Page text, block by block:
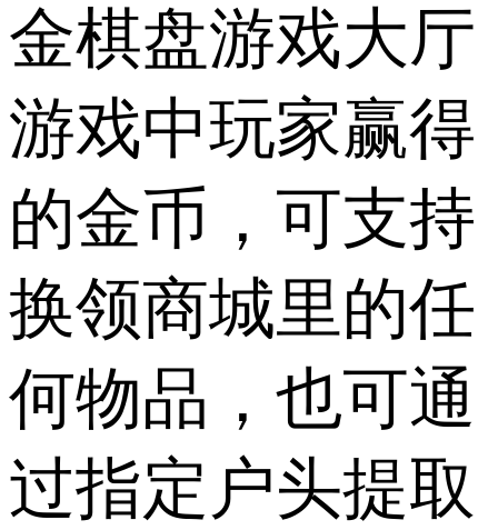
金棋盘游戏大厅
游戏中玩家赢得
的金币，可支持
换领商城里的任
何物品，也可通
过指定户头提取